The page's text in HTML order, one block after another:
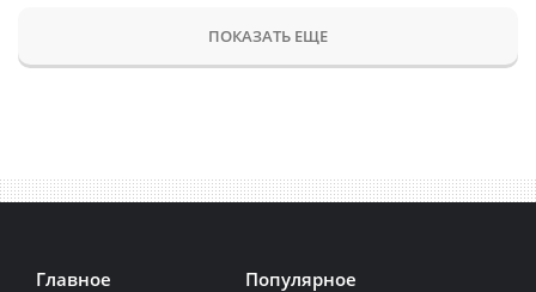
ПОКАЗАТЬ ЕЩЕ
Главное Популярное